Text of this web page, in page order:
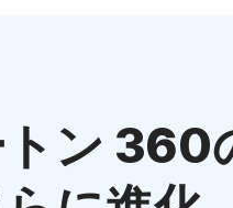
トン 360